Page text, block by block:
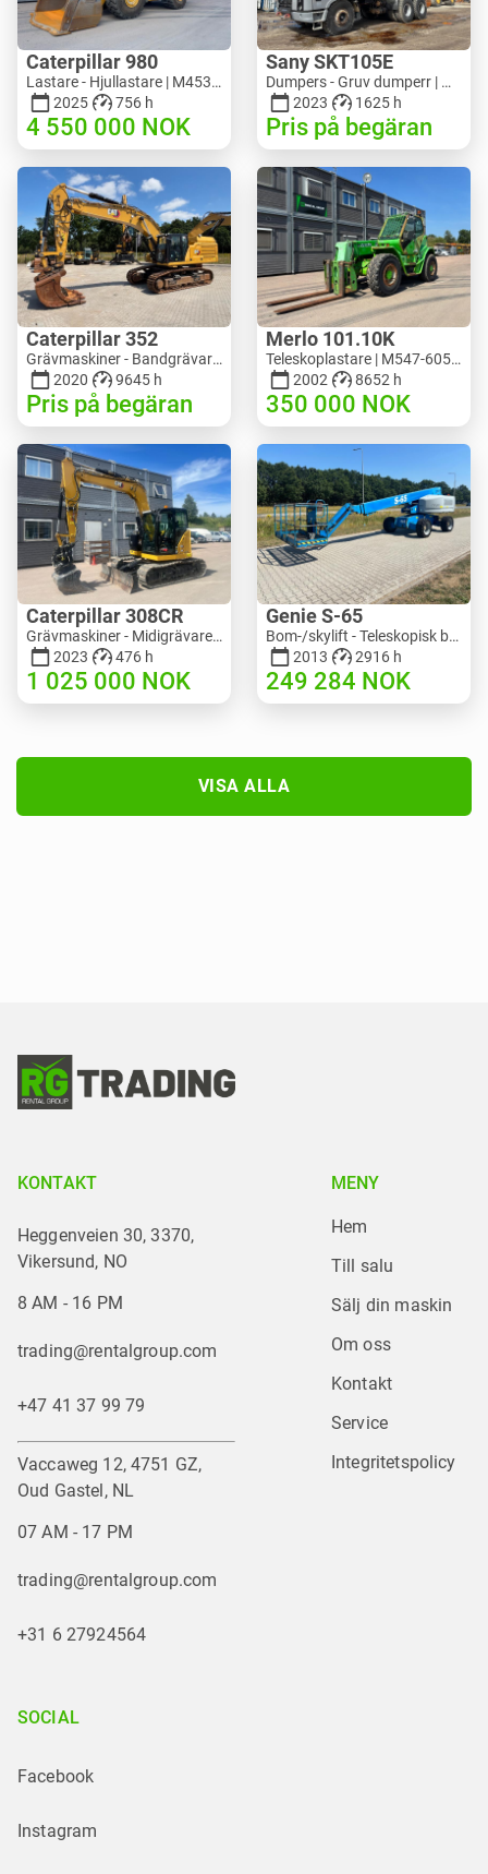
Caterpillar 980
Lastare - Hjullastare | M453-5993 | RGTR26046
2025
756 h
4 550 000 NOK
Sany SKT105E
Dumpers - Gruv dumperr | M741-2838 | 25143
2023
1625 h
Pris på begäran
Caterpillar 352
Grävmaskiner - Bandgrävare | M728-6217 | RGTRNL26-10341
2020
9645 h
Pris på begäran
Merlo 101.10K
Teleskoplastare | M547-6053 | RGTR26052
2002
8652 h
350 000 NOK
Caterpillar 308CR
Grävmaskiner - Midigrävare 3-10 t | M318-2895 | RGTR26048
2023
476 h
1 025 000 NOK
Genie S-65
Bom-/skylift - Teleskopisk bomlyft | M586-3845 | RGTRNL26491
2013
2916 h
249 284 NOK
VISA ALLA
KONTAKT
Heggenveien 30, 3370,
Vikersund, NO
8 AM - 16 PM
trading@rentalgroup.com
+47 41 37 99 79
Vaccaweg 12, 4751 GZ,
Oud Gastel, NL
07 AM - 17 PM
trading@rentalgroup.com
+31 6 27924564
MENY
Hem
Till salu
Sälj din maskin
Om oss
Kontakt
Service
Integritetspolicy
SOCIAL
Facebook
Instagram